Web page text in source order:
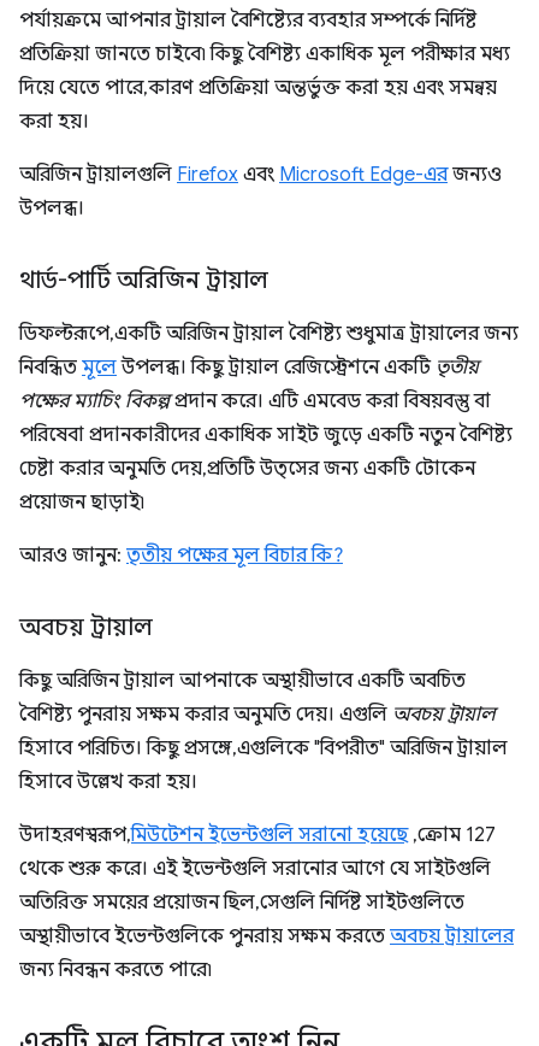
পর্যায়ক্রমে আপনার ট্রায়াল বৈশিষ্ট্যের ব্যবহার সম্পর্কে নির্দিষ্ট
প্রতিক্রিয়া জানতে চাইবে৷ কিছু বৈশিষ্ট্য একাধিক মূল পরীক্ষার মধ্য
দিয়ে যেতে পারে, কারণ প্রতিক্রিয়া অন্তর্ভুক্ত করা হয় এবং সমন্বয়
করা হয়।
অরিজিন ট্রায়ালগুলি Firefox এবং Microsoft Edge-এরজন্যও
উপলব্ধ।
থার্ড-পার্টি অরিজিন ট্রায়াল
ডিফল্টরূপে, একটি অরিজিন ট্রায়াল বৈশিষ্ট্য শুধুমাত্র ট্রায়ালের জন্য
নিবন্ধিত মূলেউপলব্ধ। কিছু ট্রায়াল রেজিস্ট্রেশনে একটি তৃতীয়
পক্ষের ম্যাচিং বিকল্পপ্রদান করে। এটি এমবেড করা বিষয়বস্তু বা
পরিষেবা প্রদানকারীদের একাধিক সাইট জুড়ে একটি নতুন বৈশিষ্ট্য
চেষ্টা করার অনুমতি দেয়, প্রতিটি উত্সের জন্য একটি টোকেন
প্রয়োজন ছাড়াই৷
আরও জানুন: তৃতীয় পক্ষের মূল বিচার কি?
অবচয় ট্রায়াল
কিছু অরিজিন ট্রায়াল আপনাকে অস্থায়ীভাবে একটি অবচিত
বৈশিষ্ট্য পুনরায় সক্ষম করার অনুমতি দেয়। এগুলি অবচয় ট্রায়াল
হিসাবে পরিচিত। কিছু প্রসঙ্গে, এগুলিকে "বিপরীত" অরিজিন ট্রায়াল
হিসাবে উল্লেখ করা হয়।
উদাহরণস্বরূপ,মিউটেশন ইভেন্টগুলি সরানো হয়েছে, ক্রোম 127
থেকে শুরু করে। এই ইভেন্টগুলি সরানোর আগে যে সাইটগুলি
অতিরিক্ত সময়ের প্রয়োজন ছিল, সেগুলি নির্দিষ্ট সাইটগুলিতে
অস্থায়ীভাবে ইভেন্টগুলিকে পুনরায় সক্ষম করতে অবচয় ট্রায়ালের
জন্য নিবন্ধন করতে পারে৷